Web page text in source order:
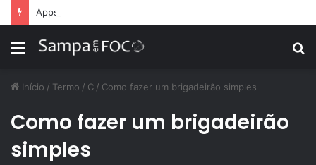
Menu
Início / Termo / C / Como fazer um brigadeirão simples
Como fazer um brigadeirão
simples